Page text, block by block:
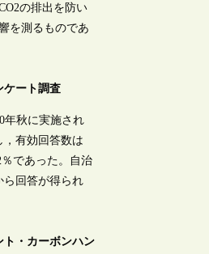
の排出を防い
を測るものであ
ケート調査
年秋に実施され
，有効回答数は
であった。自治
ら回答が得られ
ト・カーボンハン